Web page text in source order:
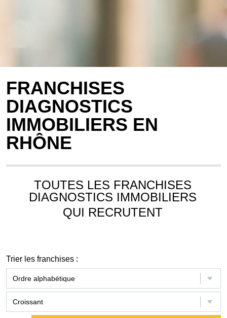
FRANCHISES
DIAGNOSTICS
IMMOBILIERS EN
RHÔNE
TOUTES LES FRANCHISES
DIAGNOSTICS IMMOBILIERS
QUI RECRUTENT
Trier les franchises :